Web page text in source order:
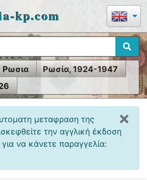
kp.com
Ρωσια
Ρωσία, 1924-1947
μεταφραση της
την αγγλική έκδοση
για να κάνετε παραγγελία: